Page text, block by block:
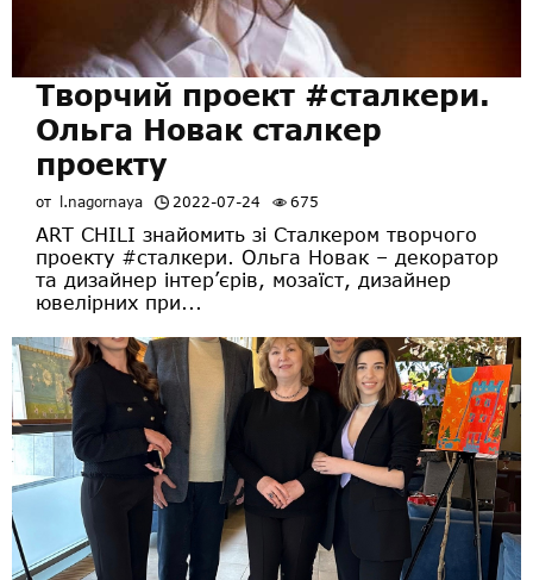
Творчий проект #сталкери.
Ольга Новак сталкер
проекту
от l.nagornaya 2022-07-24 675
ART CHILI знайомить зi Сталкером творчого
проекту #сталкери. Ольга Новак – декоратор
та дизайнер інтер’єрів, мозаїст, дизайнер
ювелірних при...